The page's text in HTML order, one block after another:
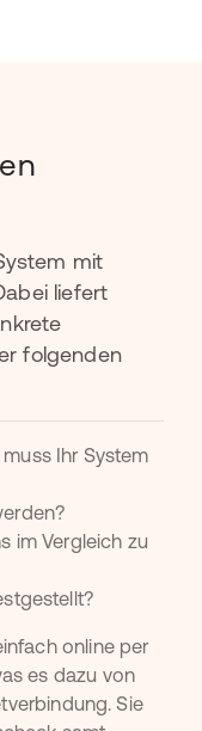
mit
liefert
folgenden
Ihr System
im Vergleich zu
online per
es dazu von
Sie